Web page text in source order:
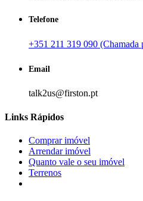
Telefone
+351 211 319 090 (Chamada
Email
talk2us@firston.pt
Links Rápidos
Comprar imóvel
Arrendar imóvel
Quanto vale o seu imóvel
Terrenos